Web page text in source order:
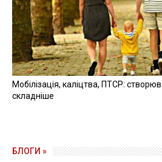
Мобілізація, каліцтва, ПТСР:
складніше
БЛОГИ »